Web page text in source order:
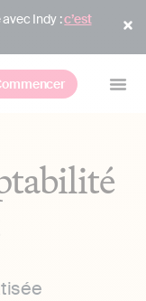
avec Indy :c’est